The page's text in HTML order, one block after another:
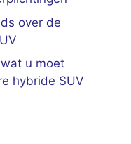
over de
u moet
hybride SUV